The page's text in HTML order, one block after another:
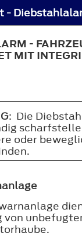
-
MIT
: Die
oder
von